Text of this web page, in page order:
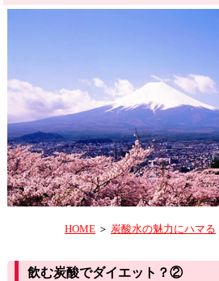
HOME ＞炭酸水の魅力にハマる
飲む炭酸でダイエット？②